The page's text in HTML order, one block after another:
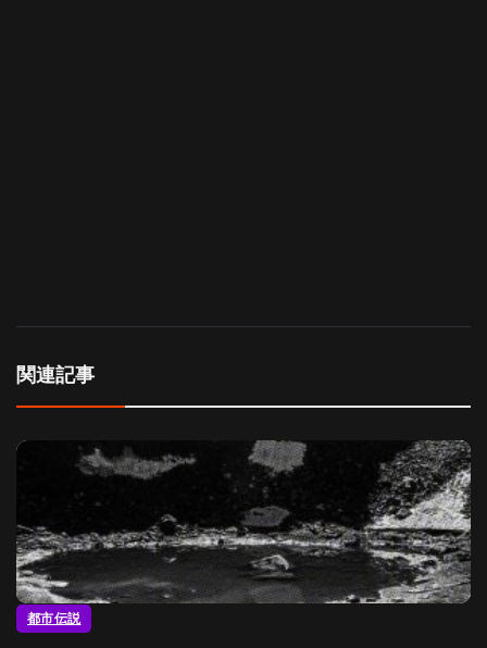
関連記事
都市伝説